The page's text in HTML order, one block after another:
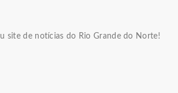
site de notícias do Rio Grande do Norte!